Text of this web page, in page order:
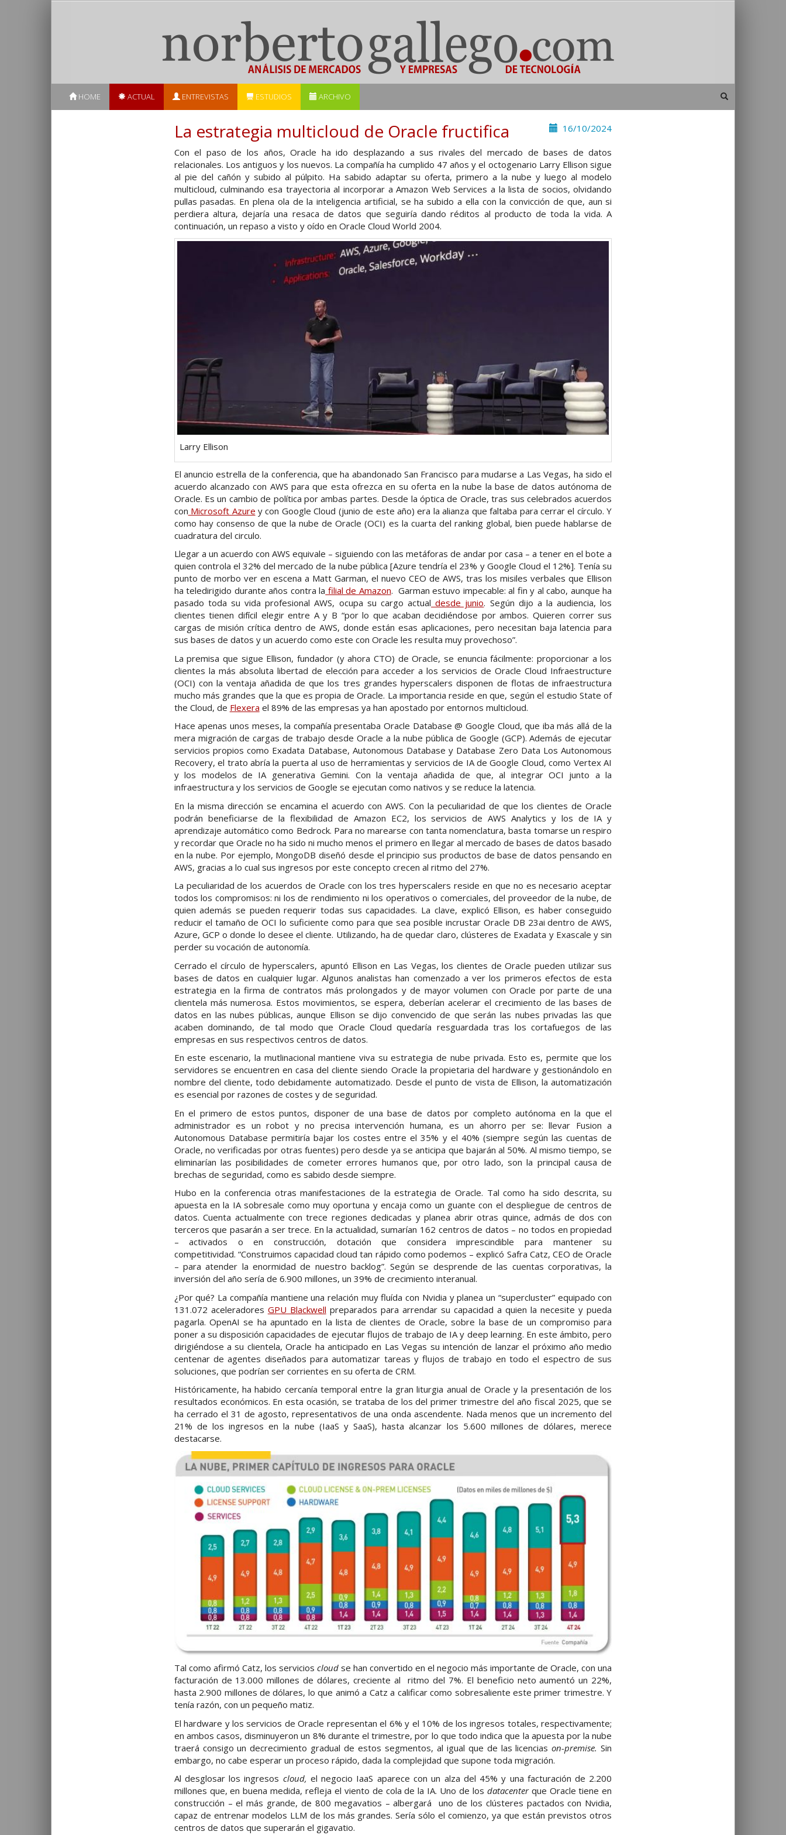
HOME ACTUAL ENTREVISTAS ESTUDIOS ARCHIVO
16/10/2024
La estrategia multicloud de Oracle fructifica
Con el paso de los años, Oracle ha ido desplazando a sus rivales del mercado de bases de datos
relacionales. Los antiguos y los nuevos. La compañía ha cumplido 47 años y el octogenario Larry Ellison sigue
al pie del cañón y subido al púlpito. Ha sabido adaptar su oferta, primero a la nube y luego al modelo
multicloud, culminando esa trayectoria al incorporar a Amazon Web Services a la lista de socios, olvidando
pullas pasadas. En plena ola de la inteligencia artificial, se ha subido a ella con la convicción de que, aun si
perdiera altura, dejaría una resaca de datos que seguiría dando réditos al producto de toda la vida. A
continuación, un repaso a visto y oído en Oracle Cloud World 2004.
Larry Ellison
El anuncio estrella de la conferencia, que ha abandonado San Francisco para mudarse a Las Vegas, ha sido el
acuerdo alcanzado con AWS para que esta ofrezca en su oferta en la nube la base de datos autónoma de
Oracle. Es un cambio de política por ambas partes. Desde la óptica de Oracle, tras sus celebrados acuerdos
con Microsoft Azure y con Google Cloud (junio de este año) era la alianza que faltaba para cerrar el círculo. Y
como hay consenso de que la nube de Oracle (OCI) es la cuarta del ranking global, bien puede hablarse de
cuadratura del circulo.
Llegar a un acuerdo con AWS equivale – siguiendo con las metáforas de andar por casa – a tener en el bote a
quien controla el 32% del mercado de la nube pública [Azure tendría el 23% y Google Cloud el 12%]. Tenía su
punto de morbo ver en escena a Matt Garman, el nuevo CEO de AWS, tras los misiles verbales que Ellison
ha teledirigido durante años contra la filial de Amazon. Garman estuvo impecable: al fin y al cabo, aunque ha
pasado toda su vida profesional AWS, ocupa su cargo actual desde junio. Según dijo a la audiencia, los
clientes tienen difícil elegir entre A y B “por lo que acaban decidiéndose por ambos. Quieren correr sus
cargas de misión crítica dentro de AWS, donde están esas aplicaciones, pero necesitan baja latencia para
sus bases de datos y un acuerdo como este con Oracle les resulta muy provechoso”.
La premisa que sigue Ellison, fundador (y ahora CTO) de Oracle, se enuncia fácilmente: proporcionar a los
clientes la más absoluta libertad de elección para acceder a los servicios de Oracle Cloud Infraestructure
(OCI) con la ventaja añadida de que los tres grandes hyperscalers disponen de flotas de infraestructura
mucho más grandes que la que es propia de Oracle. La importancia reside en que, según el estudio State of
the Cloud, de Flexera el 89% de las empresas ya han apostado por entornos multicloud.
Hace apenas unos meses, la compañía presentaba Oracle Database @ Google Cloud, que iba más allá de la
mera migración de cargas de trabajo desde Oracle a la nube pública de Google (GCP). Además de ejecutar
servicios propios como Exadata Database, Autonomous Database y Database Zero Data Los Autonomous
Recovery, el trato abría la puerta al uso de herramientas y servicios de IA de Google Cloud, como Vertex AI
y los modelos de IA generativa Gemini. Con la ventaja añadida de que, al integrar OCI junto a la
infraestructura y los servicios de Google se ejecutan como nativos y se reduce la latencia.
En la misma dirección se encamina el acuerdo con AWS. Con la peculiaridad de que los clientes de Oracle
podrán beneficiarse de la flexibilidad de Amazon EC2, los servicios de AWS Analytics y los de IA y
aprendizaje automático como Bedrock. Para no marearse con tanta nomenclatura, basta tomarse un respiro
y recordar que Oracle no ha sido ni mucho menos el primero en llegar al mercado de bases de datos basado
en la nube. Por ejemplo, MongoDB diseñó desde el principio sus productos de base de datos pensando en
AWS, gracias a lo cual sus ingresos por este concepto crecen al ritmo del 27%.
La peculiaridad de los acuerdos de Oracle con los tres hyperscalers reside en que no es necesario aceptar
todos los compromisos: ni los de rendimiento ni los operativos o comerciales, del proveedor de la nube, de
quien además se pueden requerir todas sus capacidades. La clave, explicó Ellison, es haber conseguido
reducir el tamaño de OCI lo suficiente como para que sea posible incrustar Oracle DB 23ai dentro de AWS,
Azure, GCP o donde lo desee el cliente. Utilizando, ha de quedar claro, clústeres de Exadata y Exascale y sin
perder su vocación de autonomía.
Cerrado el círculo de hyperscalers, apuntó Ellison en Las Vegas, los clientes de Oracle pueden utilizar sus
bases de datos en cualquier lugar. Algunos analistas han comenzado a ver los primeros efectos de esta
estrategia en la firma de contratos más prolongados y de mayor volumen con Oracle por parte de una
clientela más numerosa. Estos movimientos, se espera, deberían acelerar el crecimiento de las bases de
datos en las nubes públicas, aunque Ellison se dijo convencido de que serán las nubes privadas las que
acaben dominando, de tal modo que Oracle Cloud quedaría resguardada tras los cortafuegos de las
empresas en sus respectivos centros de datos.
En este escenario, la mutlinacional mantiene viva su estrategia de nube privada. Esto es, permite que los
servidores se encuentren en casa del cliente siendo Oracle la propietaria del hardware y gestionándolo en
nombre del cliente, todo debidamente automatizado. Desde el punto de vista de Ellison, la automatización
es esencial por razones de costes y de seguridad.
En el primero de estos puntos, disponer de una base de datos por completo autónoma en la que el
administrador es un robot y no precisa intervención humana, es un ahorro per se: llevar Fusion a
Autonomous Database permitiría bajar los costes entre el 35% y el 40% (siempre según las cuentas de
Oracle, no verificadas por otras fuentes) pero desde ya se anticipa que bajarán al 50%. Al mismo tiempo, se
eliminarían las posibilidades de cometer errores humanos que, por otro lado, son la principal causa de
brechas de seguridad, como es sabido desde siempre.
Hubo en la conferencia otras manifestaciones de la estrategia de Oracle. Tal como ha sido descrita, su
apuesta en la IA sobresale como muy oportuna y encaja como un guante con el despliegue de centros de
datos. Cuenta actualmente con trece regiones dedicadas y planea abrir otras quince, admás de dos con
terceros que pasarán a ser trece. En la actualidad, sumarían 162 centros de datos – no todos en propiedad
– activados o en construcción, dotación que considera imprescindible para mantener su
competitividad. “Construimos capacidad cloud tan rápido como podemos – explicó Safra Catz, CEO de Oracle
– para atender la enormidad de nuestro backlog”. Según se desprende de las cuentas corporativas, la
inversión del año sería de 6.900 millones, un 39% de crecimiento interanual.
¿Por qué? La compañía mantiene una relación muy fluída con Nvidia y planea un “supercluster” equipado con
131.072 aceleradores GPU Blackwell preparados para arrendar su capacidad a quien la necesite y pueda
pagarla. OpenAI se ha apuntado en la lista de clientes de Oracle, sobre la base de un compromiso para
poner a su disposición capacidades de ejecutar flujos de trabajo de IA y deep learning. En este ámbito, pero
dirigiéndose a su clientela, Oracle ha anticipado en Las Vegas su intención de lanzar el próximo año medio
centenar de agentes diseñados para automatizar tareas y flujos de trabajo en todo el espectro de sus
soluciones, que podrían ser corrientes en su oferta de CRM.
Históricamente, ha habido cercanía temporal entre la gran liturgia anual de Oracle y la presentación de los
resultados económicos. En esta ocasión, se trataba de los del primer trimestre del año fiscal 2025, que se
ha cerrado el 31 de agosto, representativos de una onda ascendente. Nada menos que un incremento del
21% de los ingresos en la nube (IaaS y SaaS), hasta alcanzar los 5.600 millones de dólares, merece
destacarse.
Tal como afirmó Catz, los servicios cloud se han convertido en el negocio más importante de Oracle, con una
facturación de 13.000 millones de dólares, creciente al ritmo del 7%. El beneficio neto aumentó un 22%,
hasta 2.900 millones de dólares, lo que animó a Catz a calificar como sobresaliente este primer trimestre. Y
tenía razón, con un pequeño matiz.
El hardware y los servicios de Oracle representan el 6% y el 10% de los ingresos totales, respectivamente;
en ambos casos, disminuyeron un 8% durante el trimestre, por lo que todo indica que la apuesta por la nube
traerá consigo un decrecimiento gradual de estos segmentos, al igual que de las licenciason-premise.Sin
embargo, no cabe esperar un proceso rápido, dada la complejidad que supone toda migración.
Al desglosar los ingresos cloud, el negocio IaaS aparece con un alza del 45% y una facturación de 2.200
millones que, en buena medida, refleja el viento de cola de la IA. Uno de los datacenter que Oracle tiene en
construcción – el más grande, de 800 megavatios – albergará uno de los clústeres pactados con Nvidia,
capaz de entrenar modelos LLM de los más grandes. Sería sólo el comienzo, ya que están previstos otros
centros de datos que superarán el gigavatio.